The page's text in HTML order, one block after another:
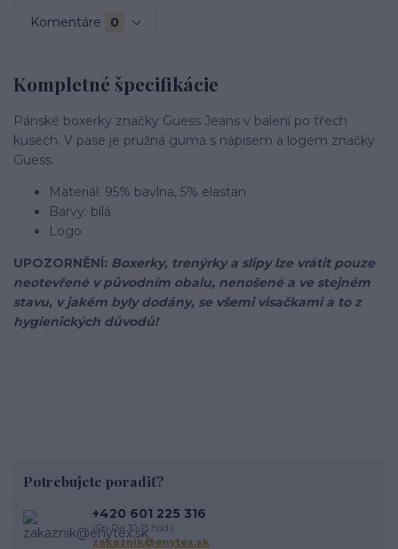
Komentáre 0
Kompletné špecifikácie
Pánské boxerky značky Guess Jeans v balení po třech
kusech. V pase je pružná guma s nápisem a logem značky
Guess.
Materiál: 95% bavlna, 5% elastan
Barvy: bílá
Logo
UPOZORNĚNÍ: Boxerky, trenýrky a slipy lze vrátit pouze
neotevřené v původním obalu, nenošené a ve stejném
stavu, v jakém byly dodány, se všemi visačkami a to z
hygienických důvodů!
Potrebujete poradiť?
+420 601 225 316
(Po-Pia 10-13 hod.)
zakaznik@enytex.sk